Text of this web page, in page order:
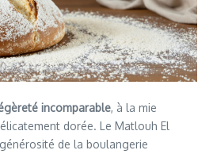
incomparable, à la mie
dorée. Le Matlouh El
de la boulangerie